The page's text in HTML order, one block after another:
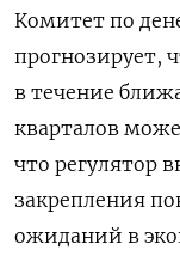
Комитет ​по
прогнозирует,
в течение
кварталов
что регулятор
закрепления
ожиданий в